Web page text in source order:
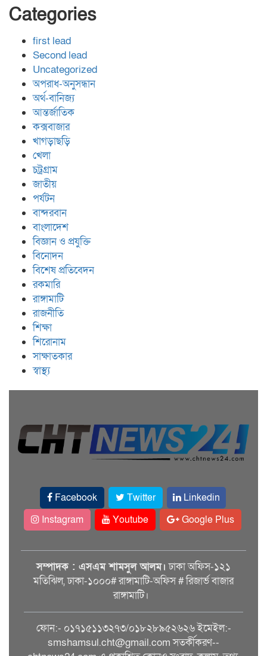
Categories
first lead
Second lead
Uncategorized
অপরাধ-অনুসন্ধান
অর্থ-বানিজ্য
আন্তর্জাতিক
কক্সবাজার
খাগড়াছড়ি
খেলা
চট্রগ্রাম
জাতীয়
পর্যটন
বান্দরবান
বাংলাদেশ
বিজ্ঞান ও প্রযুক্তি
বিনোদন
বিশেষ প্রতিবেদন
রকমারি
রাঙ্গামাটি
রাজনীতি
শিক্ষা
শিরোনাম
সাক্ষাতকার
স্বাস্থ্য
Facebook Twitter
Linkedin
Instagram
Youtube Google Plus
সম্পাদক : এসএম শামসুল আলম। ঢাকা অফিস-১২১
মতিঝিল, ঢাকা-১০০০# রাঙ্গামাটি-অফিস # রিজার্ভ বাজার
রাঙ্গামাটি।
ফোন:- ০১৭১৫১১৩২৭৩/০১৮২৮৯৫২৬২৬ ইমেইল:-
smshamsul.cht@gmail.com সতর্কীকরণ--